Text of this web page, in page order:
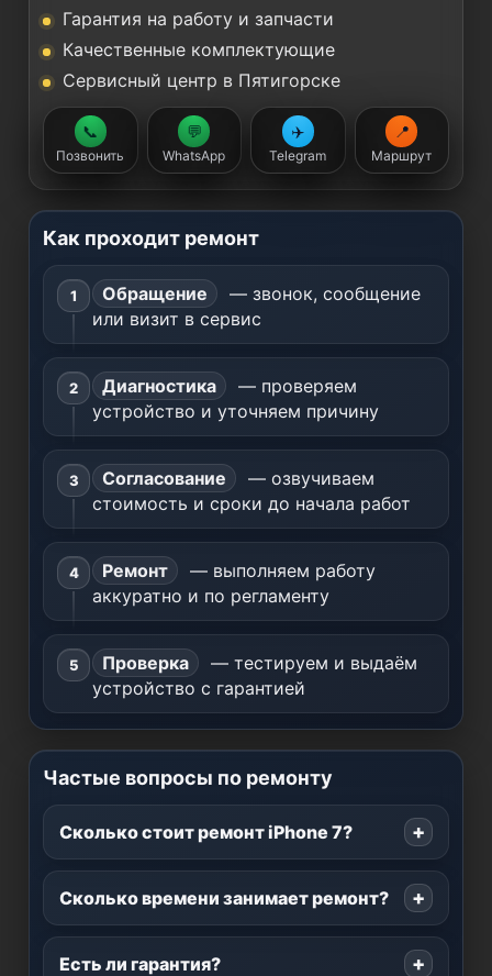
Гарантия на работу и запчасти
Качественные комплектующие
Сервисный центр в Пятигорске
📞
Позвонить
💬
WhatsApp
✈️
Telegram
📍
Маршрут
Как проходит ремонт
Обращение
— звонок, сообщение
или визит в сервис
Диагностика
— проверяем
устройство и уточняем причину
Согласование
— озвучиваем
стоимость и сроки до начала работ
Ремонт
— выполняем работу
аккуратно и по регламенту
Проверка
— тестируем и выдаём
устройство с гарантией
Частые вопросы по ремонту
Сколько стоит ремонт iPhone 7?
Сколько времени занимает ремонт?
Есть ли гарантия?